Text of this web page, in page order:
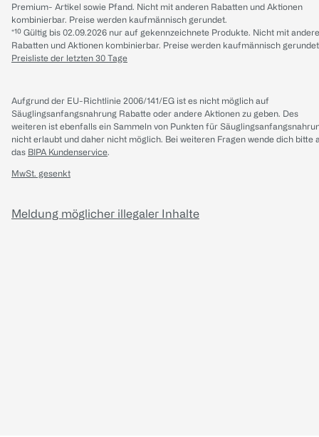
Premium- Artikel sowie Pfand. Nicht mit anderen Rabatten und Aktionen
kombinierbar. Preise werden kaufmännisch gerundet.
*¹⁰ Gültig bis 02.09.2026 nur auf gekennzeichnete Produkte. Nicht mit
Rabatten und Aktionen kombinierbar. Preise werden kaufmännisch
Preisliste der letzten 30 Tage
Aufgrund der EU-Richtlinie 2006/141/EG ist es nicht möglich auf
Säuglingsanfangsnahrung Rabatte oder andere Aktionen zu geben. Des
weiteren ist ebenfalls ein Sammeln von Punkten für
nicht erlaubt und daher nicht möglich. Bei weiteren Fragen wende dich bitte
das BIPA Kundenservice.
MwSt. gesenkt
Meldung möglicher illegaler Inhalte